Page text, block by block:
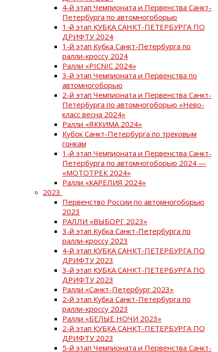
4-й этап Чемпионата и Первенства Санкт-
Петербурга по автомногоборью
1-й этап КУБКА САНКТ-ПЕТЕРБУРГА ПО
ДРИФТУ 2024
1-й этап Кубка Санкт-Петербурга по
ралли-кроссу 2024
Ралли «PICNIC 2024»
3-й этап Чемпионата и Первенства по
автомногоборью
2-й этап Чемпионата и Первенства Санкт-
Петербурга по автомногоборью «Нево-
класс весна 2024»
Ралли «ЯККИМА 2024»
Кубок Санкт-Петербурга по трековым
гонкам
1-й этап Чемпионата и Первенства Санкт-
Петербурга по автомногоборью 2024 —
«МОТОТРЕК 2024»
Ралли «КАРЕЛИЯ 2024»
2023
Первенство России по автомногоборью
2023
РАЛЛИ «ВЫБОРГ 2023»
3-й этап Кубка Санкт-Петербурга по
ралли-кроссу 2023
4-й этап КУБКА САНКТ-ПЕТЕРБУРГА ПО
ДРИФТУ 2023
3-й этап КУБКА САНКТ-ПЕТЕРБУРГА ПО
ДРИФТУ 2023
Ралли «Санкт-Петербург 2023»
2-й этап Кубка Санкт-Петербурга по
ралли-кроссу 2023
Ралли «БЕЛЫЕ НОЧИ 2023»
2-й этап КУБКА САНКТ-ПЕТЕРБУРГА ПО
ДРИФТУ 2023
5-й этап Чемпионата и Первенства Санкт-